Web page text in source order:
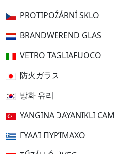
PROTIPOŽÁRNÍ SKLO
BRANDWEREND GLAS
VETRO TAGLIAFUOCO
防火ガラス
방화 유리
YANGINA DAYANIKLI CAM
ΓΥΑΛΊ ΠΥΡΊΜΑΧΟ